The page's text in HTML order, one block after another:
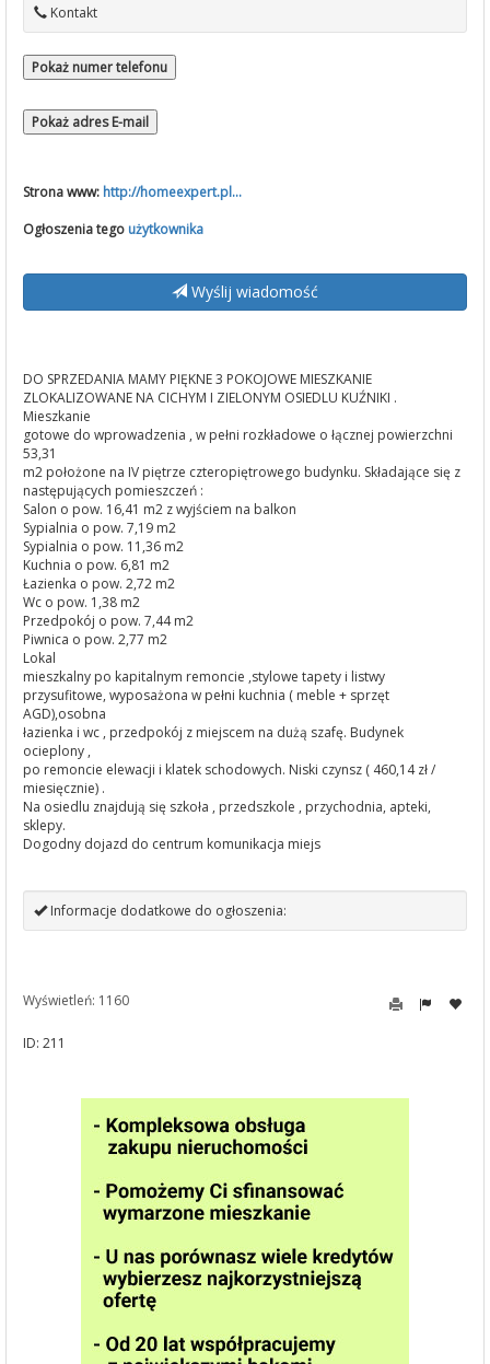
Kontakt
Pokaż numer telefonu
Pokaż adres E-mail
Strona www: http://homeexpert.pl...
Ogłoszenia tego użytkownika
Wyślij wiadomość
DO SPRZEDANIA MAMY PIĘKNE 3 POKOJOWE MIESZKANIE
ZLOKALIZOWANE NA CICHYM I ZIELONYM OSIEDLU KUŹNIKI .
Mieszkanie
gotowe do wprowadzenia , w pełni rozkładowe o łącznej powierzchni
53,31
m2 położone na IV piętrze czteropiętrowego budynku. Składające się z
następujących pomieszczeń :
Salon o pow. 16,41 m2 z wyjściem na balkon
Sypialnia o pow. 7,19 m2
Sypialnia o pow. 11,36 m2
Kuchnia o pow. 6,81 m2
Łazienka o pow. 2,72 m2
Wc o pow. 1,38 m2
Przedpokój o pow. 7,44 m2
Piwnica o pow. 2,77 m2
Lokal
mieszkalny po kapitalnym remoncie ,stylowe tapety i listwy
przysufitowe, wyposażona w pełni kuchnia ( meble + sprzęt
AGD),osobna
łazienka i wc , przedpokój z miejscem na dużą szafę. Budynek
ocieplony ,
po remoncie elewacji i klatek schodowych. Niski czynsz ( 460,14 zł /
miesięcznie) .
Na osiedlu znajdują się szkoła , przedszkole , przychodnia, apteki,
sklepy.
Dogodny dojazd do centrum komunikacja miejs
Informacje dodatkowe do ogłoszenia:
Wyświetleń: 1160
ID: 211